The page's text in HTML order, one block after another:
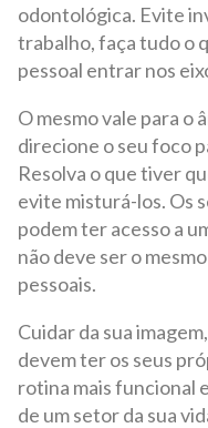
odontológica. Evite
trabalho, faça tudo o
pessoal entrar nos
O mesmo vale para o
direcione o seu foco
Resolva o que tiver
evite misturá-los. Os
podem ter acesso a
não deve ser o
pessoais.
Cuidar da sua
devem ter os seus
rotina mais funcional
de um setor da sua